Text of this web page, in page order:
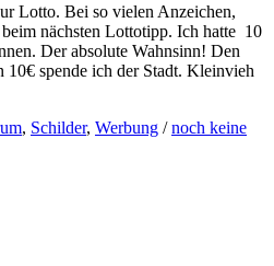
Lotto. Bei so vielen Anzeichen,
nächsten Lottotipp. Ich hatte 10
Der absolute Wahnsinn! Den
spende ich der Stadt. Kleinvieh
, Schilder, Werbung /noch keine